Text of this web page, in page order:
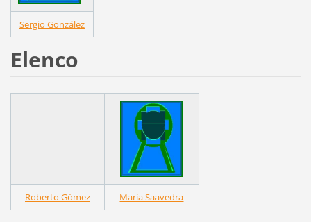
Sergio González
Elenco
Roberto Gómez María Saavedra